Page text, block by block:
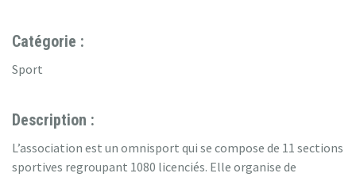
Catégorie :
Sport
Description :
L’association est un omnisport qui se compose de 11 sections
sportives regroupant 1080 licenciés. Elle organise de